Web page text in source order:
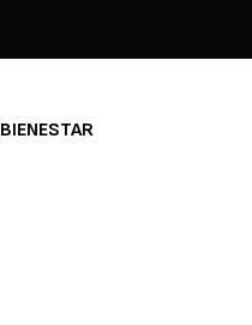
BIENESTAR